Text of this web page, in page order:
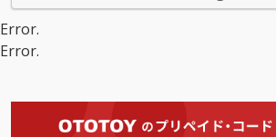
Error.
Error.